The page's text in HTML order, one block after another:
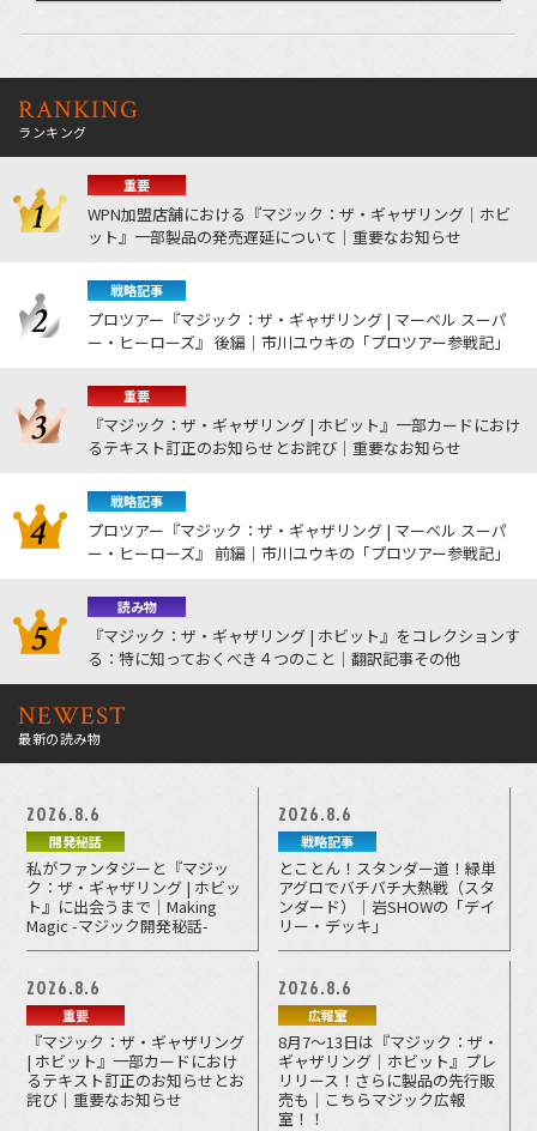
RANKING
ランキング
重要
WPN加盟店舗における『マジック：ザ・ギャザリング｜ホビ
ット』一部製品の発売遅延について｜重要なお知らせ
戦略記事
プロツアー『マジック：ザ・ギャザリング | マーベル スーパ
ー・ヒーローズ』 後編｜市川ユウキの「プロツアー参戦記」
重要
『マジック：ザ・ギャザリング | ホビット』一部カードにおけ
るテキスト訂正のお知らせとお詫び｜重要なお知らせ
戦略記事
プロツアー『マジック：ザ・ギャザリング | マーベル スーパ
ー・ヒーローズ』 前編｜市川ユウキの「プロツアー参戦記」
読み物
『マジック：ザ・ギャザリング | ホビット』をコレクションす
る：特に知っておくべき４つのこと｜翻訳記事その他
NEWEST
最新の読み物
2026.8.6
開発秘話
私がファンタジーと『マジッ
ク：ザ・ギャザリング | ホビッ
ト』に出会うまで｜Making
Magic -マジック開発秘話-
2026.8.6
戦略記事
とことん！スタンダー道！緑単
アグロでバチバチ大熱戦（スタ
ンダード）｜岩SHOWの「デイ
リー・デッキ」
2026.8.6
重要
『マジック：ザ・ギャザリング
| ホビット』一部カードにおけ
るテキスト訂正のお知らせとお
詫び｜重要なお知らせ
2026.8.6
広報室
8月7～13日は『マジック：ザ・
ギャザリング｜ホビット』プレ
リリース！さらに製品の先行販
売も｜こちらマジック広報
室！！